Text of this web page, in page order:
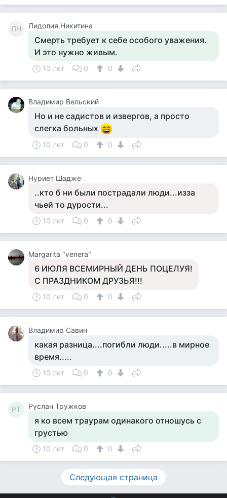
ЛН Лидолия Никитина
Смерть требует к себе особого уважения.
И это нужно живым.
10 лет 0 0
Владимир Вельский
Но и не садистов и извергов, а просто
слегка больных
10 лет 0 0
Нуриет Шадже
..кто б ни были пострадали люди...изза
чьей то дурости...
10 лет 0 0
Margarita "venera"
6 ИЮЛЯ ВСЕМИРНЫЙ ДЕНЬ ПОЦЕЛУЯ!
С ПРАЗДНИКОМ ДРУЗЬЯ!!!
10 лет 0 0
Владимир Савин
какая разница....погибли люди.....в мирное
время.....
10 лет 0 0
РТ Руслан Тружков
я ко всем траурам одинакого отношусь с
грустью
10 лет 0 0
Следующая страница